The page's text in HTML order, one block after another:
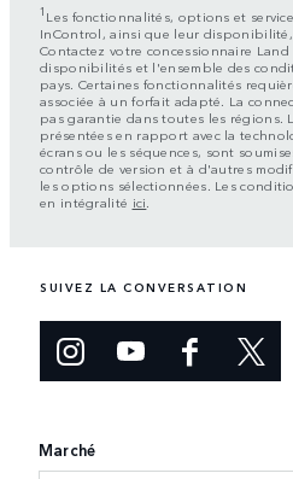
1 Les fonctionnalités, options et
InControl, ainsi que leur disponibilité,
Contactez votre concessionnaire
disponibilités et l'ensemble des
pays. Certaines fonctionnalités
associée à un forfait adapté. La
pas garantie dans toutes les régions.
présentées en rapport avec la
écrans ou les séquences, sont
contrôle de version et à d'autres
les options sélectionnées. Les
en intégralité ici
SUIVEZ LA CONVERSATION
Marché